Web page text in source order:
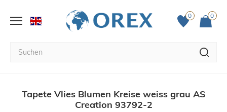
0 0
Tapete Vlies Blumen Kreise weiss grau AS
Creation 93792-2